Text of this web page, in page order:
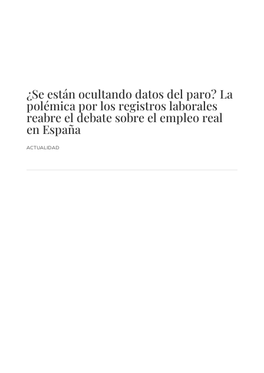
¿Se están ocultando datos del paro? La
polémica por los registros laborales
reabre el debate sobre el empleo real
en España
ACTUALIDAD